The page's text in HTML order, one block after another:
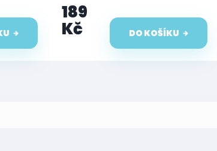
189
Kč DO KOŠÍKU